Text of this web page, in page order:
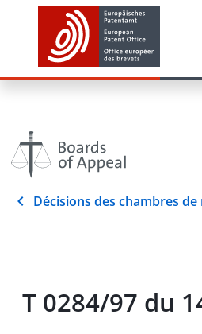
Décisions des chambres
T 0284/97 du